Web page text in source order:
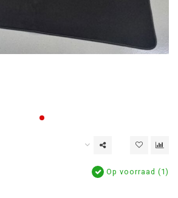
Op voorraad (1)